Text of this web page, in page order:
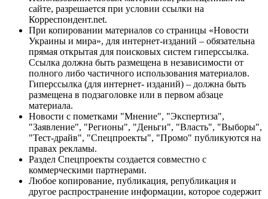
сайте, разрешается при условии ссылки на
Корреспондент.net.
При копировании материалов со страницы «Новости
Украины и мира», для интернет-изданий – обязательна
прямая открытая для поисковых систем гиперссылка.
Ссылка должна быть размещена в независимости от
полного либо частичного использования материалов.
Гиперссылка (для интернет- изданий) – должна быть
размещена в подзаголовке или в первом абзаце
материала.
Новости с пометками "Мнение", "Экспертиза",
"Заявление", "Регионы", "Деньги", "Власть", "Выборы",
"Тест-драйв", "Спецпроекты", "Промо" публикуются на
правах рекламы.
Раздел Спецпроекты создается совместно с
коммерческими партнерами.
Любое копирование, публикация, републикация и
другое распространение информации, которое содержит